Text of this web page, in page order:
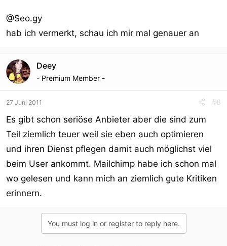
@Seo.gy
hab ich vermerkt, schau ich mir mal genauer an
Deey
- Premium Member -
27 Juni 2011 #8
Es gibt schon seriöse Anbieter aber die sind zum
Teil ziemlich teuer weil sie eben auch optimieren
und ihren Dienst pflegen damit auch möglichst viel
beim User ankommt. Mailchimp habe ich schon mal
wo gelesen und kann mich an ziemlich gute Kritiken
erinnern.
You must log in or register to reply here.